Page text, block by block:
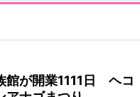
館が開業1111日 ヘコ